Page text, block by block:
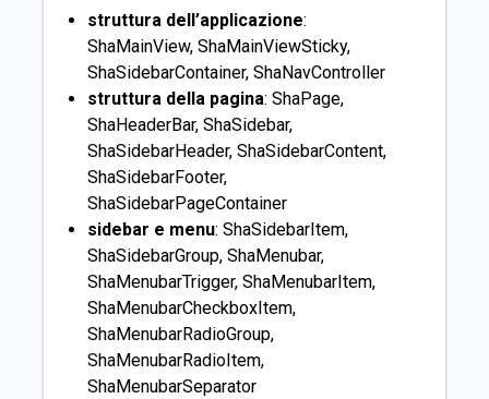
struttura dell’applicazione:
ShaMainView, ShaMainViewSticky,
ShaSidebarContainer, ShaNavController
struttura della pagina: ShaPage,
ShaHeaderBar, ShaSidebar,
ShaSidebarHeader, ShaSidebarContent,
ShaSidebarFooter,
ShaSidebarPageContainer
sidebar e menu: ShaSidebarItem,
ShaSidebarGroup, ShaMenubar,
ShaMenubarTrigger, ShaMenubarItem,
ShaMenubarCheckboxItem,
ShaMenubarRadioGroup,
ShaMenubarRadioItem,
ShaMenubarSeparator